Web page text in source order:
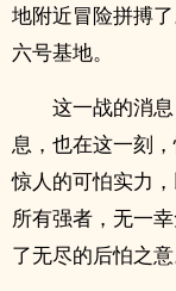
地附近冒险拼搏
六号基地。
这一战的消
息，也在这一刻
惊人的可怕实力
所有强者，无一
了无尽的后怕之意